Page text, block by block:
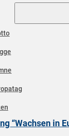
“Wachsen in